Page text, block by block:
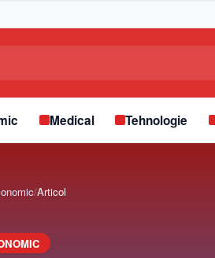
Medical Tehnologie
/Articol